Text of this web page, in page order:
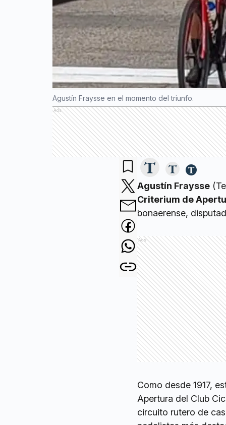
Agustín Fraysse en el momento del triunfo.
Ads
Agustín Fraysse
Criterium de
bonaerense,
Ads
Como desde 1917,
Apertura del Club
circuito rutero de